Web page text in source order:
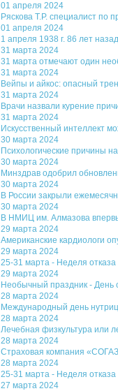
01 апреля 2024
Ряскова Т.Р. специалист по
01 апреля 2024
1 апреля 1938 г. 86 лет
31 марта 2024
31 марта отмечают один
31 марта 2024
Вейпы и айкос: опасный
31 марта 2024
Врачи назвали курение
31 марта 2024
Искусственный интеллект
30 марта 2024
Психологические причины
30 марта 2024
Минздрав одобрил
30 марта 2024
В России закрыли
30 марта 2024
В НМИЦ им. Алмазова
29 марта 2024
Американские кардиологи
29 марта 2024
25-31 марта - Неделя отказа
29 марта 2024
Необычный праздник - День
28 марта 2024
Международный день
28 марта 2024
Лечебная физкультура или
28 марта 2024
Страховая компания
28 марта 2024
25-31 марта - Неделя отказа
27 марта 2024